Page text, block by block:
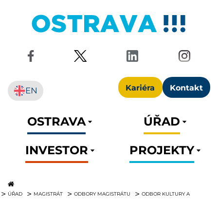
Kariéra Kontakt
EN
OSTRAVA
ÚŘAD
INVESTOR
PROJEKTY
ÚŘAD MAGISTRÁT ODBORY MAGISTRÁTU ODBOR KULTURY A